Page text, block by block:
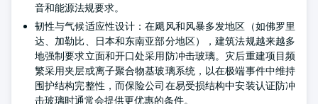
音和能源法规要求。
韧性与气候适应性设计：在飓风和风暴多发地区（如佛罗里
达、加勒比、日本和东南亚部分地区），建筑法规越来越多
地强制要求立面和开口处采用防冲击玻璃。灾后重建项目频
繁采用夹层或离子聚合物基玻璃系统，以在极端事件中维持
围护结构完整性，而保险公司在易受损结构中安装认证防冲
击玻璃时通常会提供更优惠的条件。